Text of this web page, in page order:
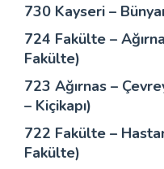
730 Kayseri –
724 Fakülte –
Fakülte)
723 Ağırnas –
– Kiçikapı)
722 Fakülte –
Fakülte)